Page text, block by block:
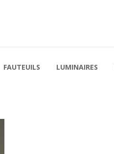
FAUTEUILS LUMINAIRES